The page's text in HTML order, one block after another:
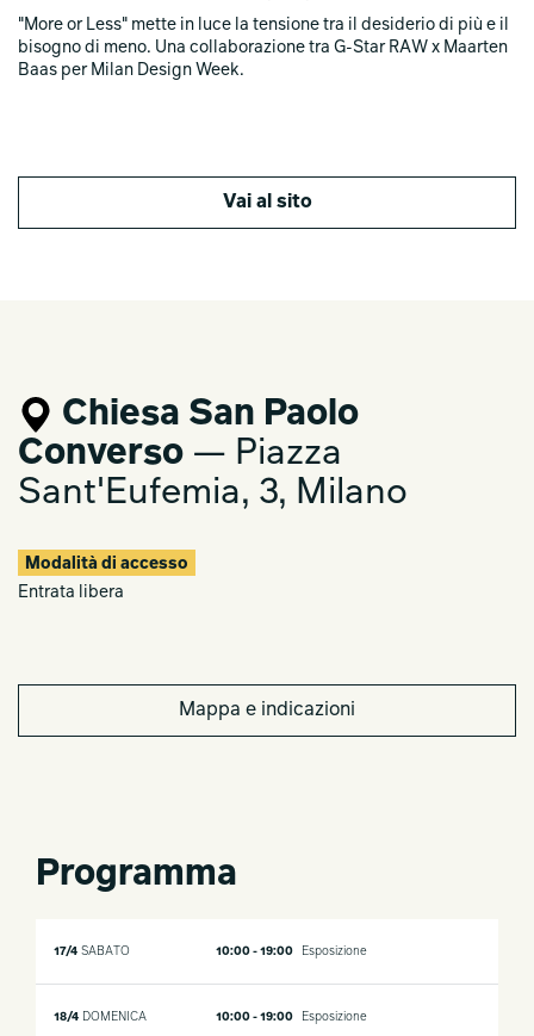
"More or Less" mette in luce la tensione tra il desiderio di più e il
bisogno di meno. Una collaborazione tra G-Star RAW x Maarten
Baas per Milan Design Week.
Vai al sito
Chiesa San Paolo
Converso — Piazza
Sant'Eufemia, 3, Milano
Modalità di accesso
Entrata libera
Mappa e indicazioni
Programma
17/4 SABATO 10:00 - 19:00 Esposizione
18/4 DOMENICA 10:00 - 19:00 Esposizione